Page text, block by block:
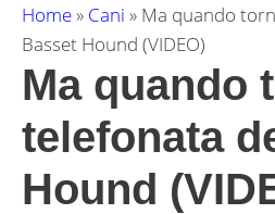
Home» Cani » Ma quando
Basset Hound (VIDEO)
Ma quando
telefonata
Hound